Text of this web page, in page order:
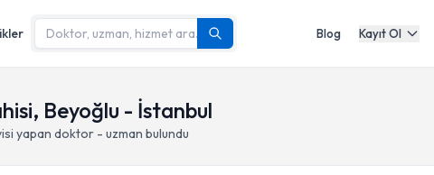
Blog Kayıt Ol
Beyoğlu - İstanbul
yapan doktor - uzman bulundu